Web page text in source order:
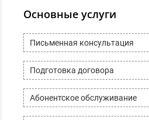
Основные услуги
Письменная консультация
Подготовка договора
Абонентское обслуживание